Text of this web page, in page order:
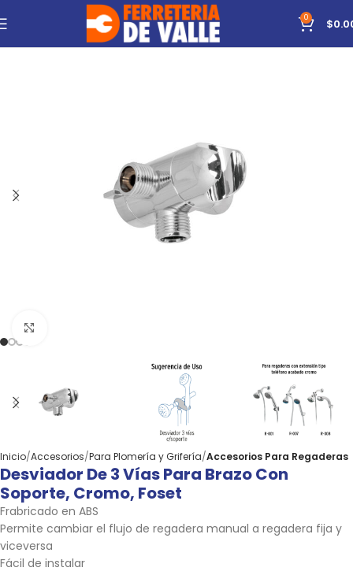
0 $
Inicio Accesorios Para Plomería y Grifería Accesorios Para Regaderas
Desviador De 3 Vías Para Brazo Con
Soporte, Cromo, Foset
Frabricado en ABS
Permite cambiar el flujo de regadera manual a regadera fija y
viceversa
Fácil de instalar